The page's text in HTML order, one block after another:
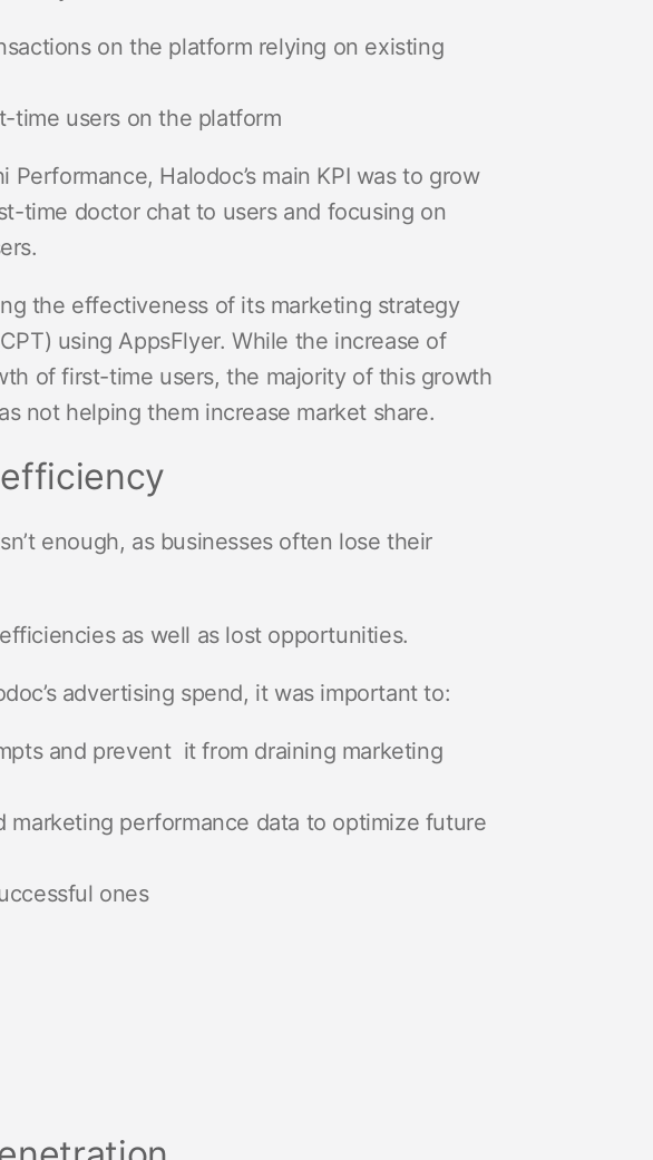
on the platform relying on existing
time users on the platform
Halodoc’s main KPI was to grow
time doctor chat to users and focusing on
the effectiveness of its marketing strategy
using AppsFlyer. While the increase of
of first-time users, the majority of this growth
not helping them increase market share.
enough, as businesses often lose their
as well as lost opportunities.
advertising spend, it was important to:
and prevent it from draining marketing
marketing performance data to optimize future
ones